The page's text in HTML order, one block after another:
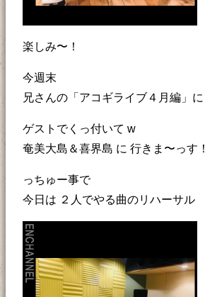
楽しみ〜！
今週末
兄さんの「アコギライブ４月編」に
ゲストでくっ付いて w
奄美大島＆喜界島 に 行きま〜っす！
っちゅー事で
今日は ２人でやる曲のリハーサル